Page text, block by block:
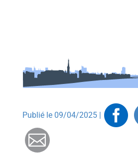
Publié le 09/04/2025 |
Mail